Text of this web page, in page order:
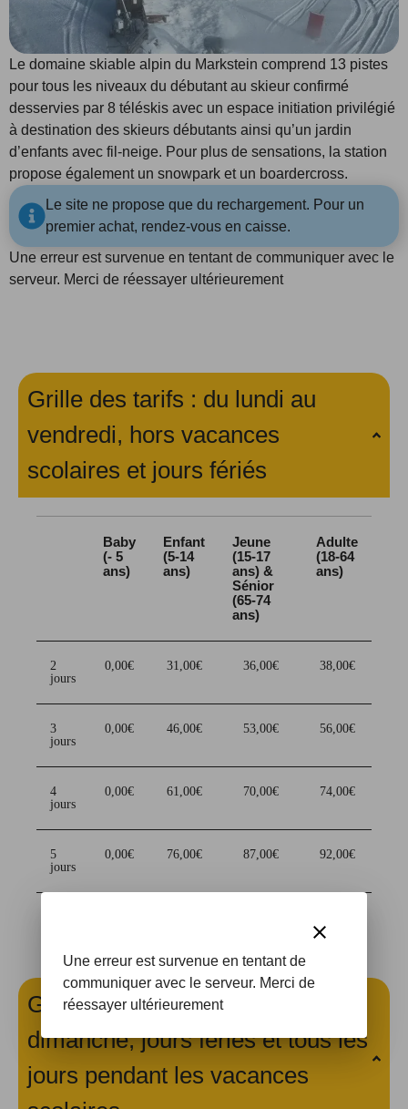
Le domaine skiable alpin du Markstein comprend 13 pistes
pour tous les niveaux du débutant au skieur confirmé
desservies par 8 téléskis avec un espace initiation privilégié
à destination des skieurs débutants ainsi qu’un jardin
d’enfants avec fil-neige. Pour plus de sensations, la station
propose également un snowpark et un boardercross.
Le site ne propose que du rechargement. Pour un
premier achat, rendez-vous en caisse.
Une erreur est survenue en tentant de communiquer avec le
serveur. Merci de réessayer ultérieurement
Grille des tarifs : du lundi au
vendredi, hors vacances
scolaires et jours fériés
Baby
(- 5
ans)
Enfant
(5-14
ans)
Jeune
(15-17
ans) &
Sénior
(65-74
ans)
Adulte
(18-64
ans)
2
jours
0,00€ 31,00€ 36,00€ 38,00€
3
jours
0,00€ 46,00€ 53,00€ 56,00€
4
jours
0,00€ 61,00€ 70,00€ 74,00€
5
jours
0,00€ 76,00€ 87,00€ 92,00€
Grille des tarifs : samedi,
dimanche, jours fériés et tous les
jours pendant les vacances
clear
Une erreur est survenue en tentant de
communiquer avec le serveur. Merci de
réessayer ultérieurement